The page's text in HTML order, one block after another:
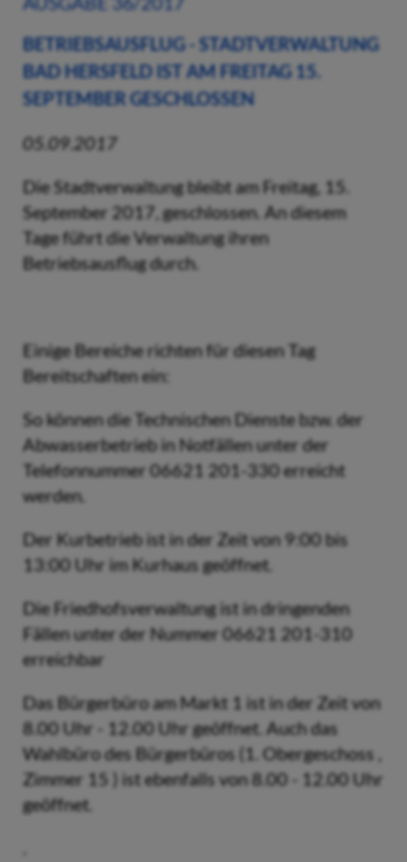
BETRIEBSAUSFLUG - STADTVERWALTUNG
BAD HERSFELD IST AM FREITAG 15.
SEPTEMBER GESCHLOSSEN
05.09.2017
Die Stadtverwaltung bleibt am Freitag, 15.
September 2017, geschlossen. An diesem
Tage führt die Verwaltung ihren
Betriebsausflug durch.
Einige Bereiche richten für diesen Tag
Bereitschaften ein:
So können die Technischen Dienste bzw. der
Abwasserbetrieb in Notfällen unter der
Telefonnummer 06621 201-330 erreicht
werden.
Der Kurbetrieb ist in der Zeit von 9:00 bis
13:00 Uhr im Kurhaus geöffnet.
Die Friedhofsverwaltung ist in dringenden
Fällen unter der Nummer 06621 201-310
erreichbar
Das Bürgerbüro am Markt 1 ist in der Zeit von
8.00 Uhr - 12.00 Uhr geöffnet. Auch das
Wahlbüro des Bürgerbüros (1. Obergeschoss ,
Zimmer 15 ) ist ebenfalls von 8.00 - 12.00 Uhr
geöffnet.